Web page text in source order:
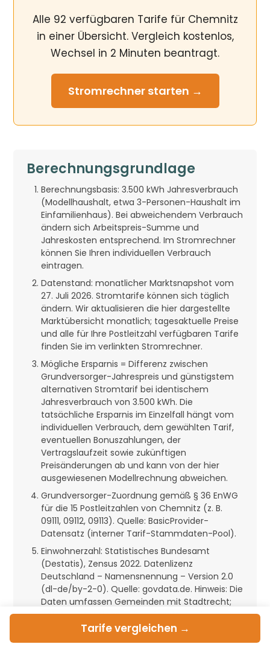
Alle 92 verfügbaren Tarife für Chemnitz
in einer Übersicht. Vergleich kostenlos,
Wechsel in 2 Minuten beantragt.
Stromrechnerstarten →
Berechnungsgrundlage
Berechnungsbasis: 3.500 kWh Jahresverbrauch
(Modellhaushalt, etwa 3-Personen-Haushalt im
Einfamilienhaus). Bei abweichendem Verbrauch
ändern sich Arbeitspreis-Summe und
Jahreskosten entsprechend. Im Stromrechner
können Sie Ihren individuellen Verbrauch
eintragen.
Datenstand: monatlicher Marktsnapshot vom
27. Juli 2026. Stromtarife können sich täglich
ändern. Wir aktualisieren die hier dargestellte
Marktübersicht monatlich; tagesaktuelle Preise
und alle für Ihre Postleitzahl verfügbaren Tarife
finden Sie im verlinkten Stromrechner.
Mögliche Ersparnis = Differenz zwischen
Grundversorger-Jahrespreis und günstigstem
alternativen Stromtarif bei identischem
Jahresverbrauch von 3.500 kWh. Die
tatsächliche Ersparnis im Einzelfall hängt vom
individuellen Verbrauch, dem gewählten Tarif,
eventuellen Bonuszahlungen, der
Vertragslaufzeit sowie zukünftigen
Preisänderungen ab und kann von der hier
ausgewiesenen Modellrechnung abweichen.
Grundversorger-Zuordnung gemäß § 36 EnWG
für die 15 Postleitzahlen von Chemnitz (z. B.
09111, 09112, 09113). Quelle: BasicProvider-
Datensatz (interner Tarif-Stammdaten-Pool).
Einwohnerzahl: Statistisches Bundesamt
(Destatis), Zensus 2022. Datenlizenz
Deutschland – Namensnennung – Version 2.0
(dl-de/by-2-0). Quelle: govdata.de. Hinweis: Die
Daten umfassen Gemeinden mit Stadtrecht;
kleinere Gemeinden ohne Stadtrecht können
Tarifevergleichen →